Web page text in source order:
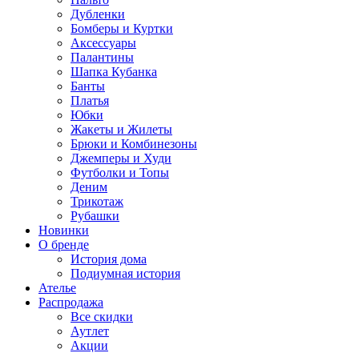
Дубленки
Бомберы и Куртки
Аксессуары
Палантины
Шапка Кубанка
Банты
Платья
Юбки
Жакеты и Жилеты
Брюки и Комбинезоны
Джемперы и Худи
Футболки и Топы
Деним
Трикотаж
Рубашки
Новинки
О бренде
История дома
Подиумная история
Ателье
Распродажа
Все скидки
Аутлет
Акции